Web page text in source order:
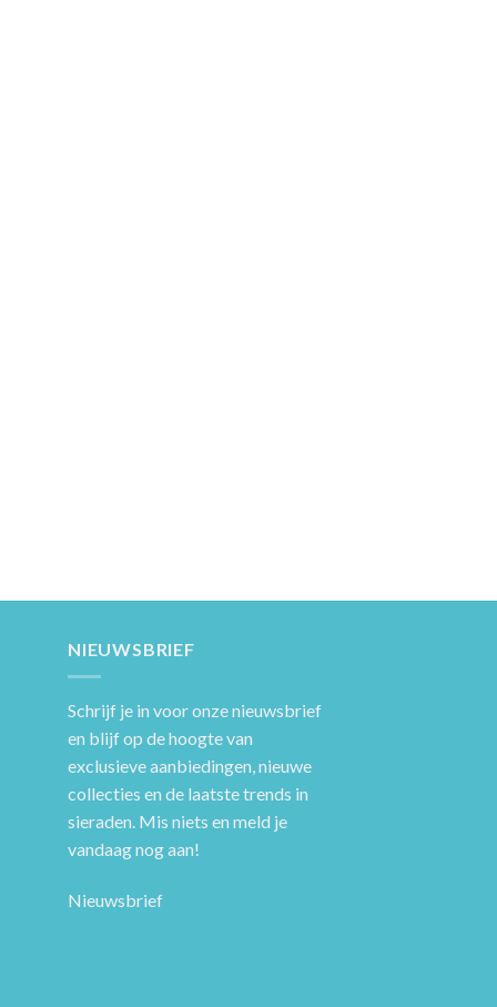
NIEUWSBRIEF
Schrijf je in voor onze nieuwsbrief
en blijf op de hoogte van
exclusieve aanbiedingen, nieuwe
collecties en de laatste trends in
sieraden. Mis niets en meld je
vandaag nog aan!
Nieuwsbrief